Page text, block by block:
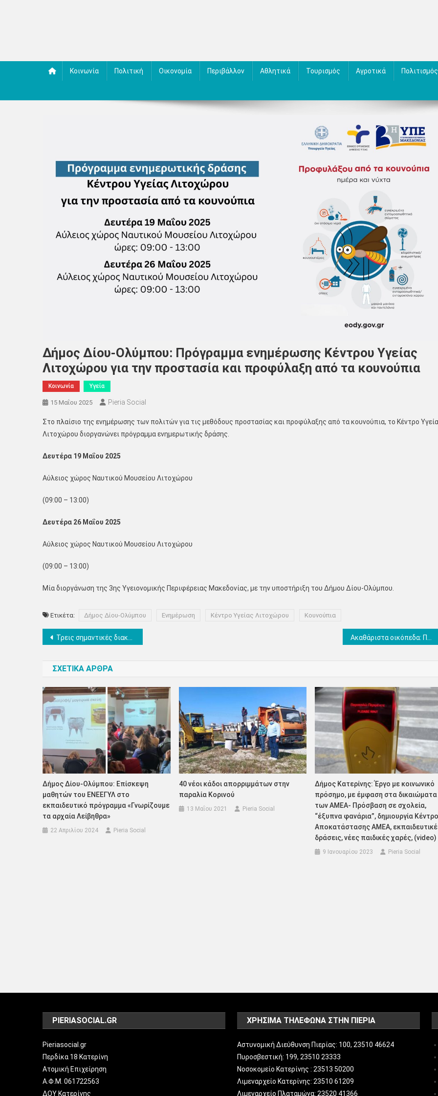
Κοινωνία Πολιτική Οικονομία Περιβάλλον Αθλητικά Τουρισμός Αγροτικά Πολιτισμός
Δήμος Δίου-Ολύμπου: Πρόγραμμα ενημέρωσης Κέντρου Υγείας
Λιτοχώρου για την προστασία και προφύλαξη από τα κουνούπια
Κοινωνία Υγεία
15 Μαΐου 2025 Pieria Social
Στο πλαίσιο της ενημέρωσης των πολιτών για τις μεθόδους προστασίας και προφύλαξης από τα κουνούπια, το Κέντρο
Λιτοχώρου διοργανώνει πρόγραμμα ενημερωτικής δράσης.
Δευτέρα 19 Μαΐου 2025
Αύλειος χώρος Ναυτικού Μουσείου Λιτοχώρου
(09:00 – 13:00)
Δευτέρα 26 Μαΐου 2025
Αύλειος χώρος Ναυτικού Μουσείου Λιτοχώρου
(09:00 – 13:00)
Μία διοργάνωση της 3ης Υγειονομικής Περιφέρειας Μακεδονίας, με την υποστήριξη του Δήμου Δίου-Ολύμπου.
Ετικέτα: Δήμος Δίου-Ολύμπου Ενημέρωση Κέντρο Υγείας Λιτοχώρου Κουνούπια
Πλοήγηση
Τρεις σημαντικές διακρίσεις για τον ΠΟΤΑΠ στα «Tourism Awards 2025» – Αναγνώριση για την εξωστρεφή πορεία και τη στρατηγική τουριστικής προβολής της Πιερίας
ΣΧΕΤΙΚΑ ΑΡΘΡΑ
Δήμος Δίου-Ολύμπου: Επίσκεψη
μαθητών του ΕΝΕΕΓΥΛ στο
εκπαιδευτικό πρόγραμμα «Γνωρίζουμε
τα αρχαία Λείβηθρα»
22 Απριλίου 2024 Pieria Social
40 νέοι κάδοι απορριμμάτων στην
παραλία Κορινού
13 Μαΐου 2021 Pieria Social
Δήμος Κατερίνης: Έργο με κοινωνικό
πρόσημο, με έμφαση στα δικαιώματα
των ΑΜΕΑ- Πρόσβαση σε σχολεία,
“έξυπνα φανάρια”, δημιουργία
Αποκατάστασης ΑΜΕΑ,
δράσεις, νέες παιδικές χαρές, (video)
9 Ιανουαρίου 2023 Pieria Social
PIERIASOCIAL.GR
Pieriasocial.gr
Περδίκα 18 Κατερίνη
Ατομική Επιχείρηση
Α.Φ.Μ. 061722563
ΔΟΥ Κατερίνης
ΧΡΗΣΙΜΑ ΤΗΛΕΦΩΝΑ ΣΤΗΝ ΠΙΕΡΙΑ
Αστυνομική Διεύθυνση Πιερίας: 100, 23510 46624
Πυροσβεστική: 199, 23510 23333
Νοσοκομείο Κατερίνης : 23513 50200
Λιμεναρχείο Κατερίνης: 23510 61209
Λιμεναρχείο Πλαταμώνα: 23520 41366